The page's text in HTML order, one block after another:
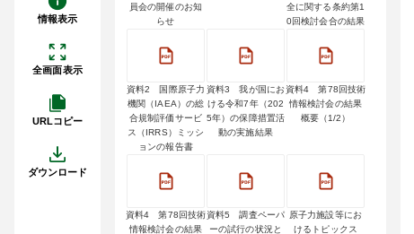
情報表示
全画面表示
URLコピー
ダウンロード
員会の開催のお知
らせ
全に関する条約第1
0回検討会合の結果
資料2 国際原子力
機関（IAEA）の総
合規制評価サービ
ス（IRRS）ミッシ
ョンの報告書
資料3 我が国にお
ける令和7年（202
5年）の保障措置活
動の実施結果
資料4 第78回技術
情報検討会の結果
概要（1/2）
資料4 第78回技術
情報検討会の結果
資料5 調査ペーパ
ーの試行の状況と
原子力施設等にお
けるトピックス